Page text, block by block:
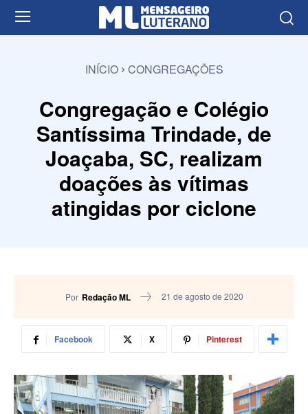
INÍCIO CONGREGAÇÕES
Congregação e Colégio
Santíssima Trindade, de
Joaçaba, SC, realizam
doações às vítimas
atingidas por ciclone
Por Redação ML 21 de agosto de 2020
Facebook X Pinterest